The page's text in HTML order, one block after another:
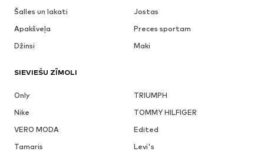
Šalles un lakati
Jostas
Apakšveļa
Preces sportam
Džinsi
Maki
SIEVIEŠU ZĪMOLI
Only
TRIUMPH
Nike
TOMMY HILFIGER
VERO MODA
Edited
Tamaris
Levi's